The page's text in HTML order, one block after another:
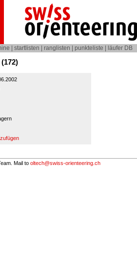
startlisten ranglisten punkteliste läufer DB
Mail to oltech@swiss-orienteering.ch